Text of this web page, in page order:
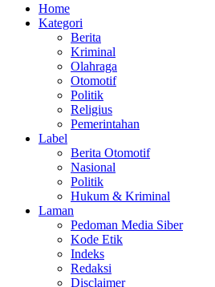
Home
Kategori
Berita
Kriminal
Olahraga
Otomotif
Politik
Religius
Pemerintahan
Label
Berita Otomotif
Nasional
Politik
Hukum & Kriminal
Laman
Pedoman Media Siber
Kode Etik
Indeks
Redaksi
Disclaimer